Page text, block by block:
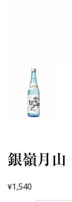
銀嶺月
¥1,540